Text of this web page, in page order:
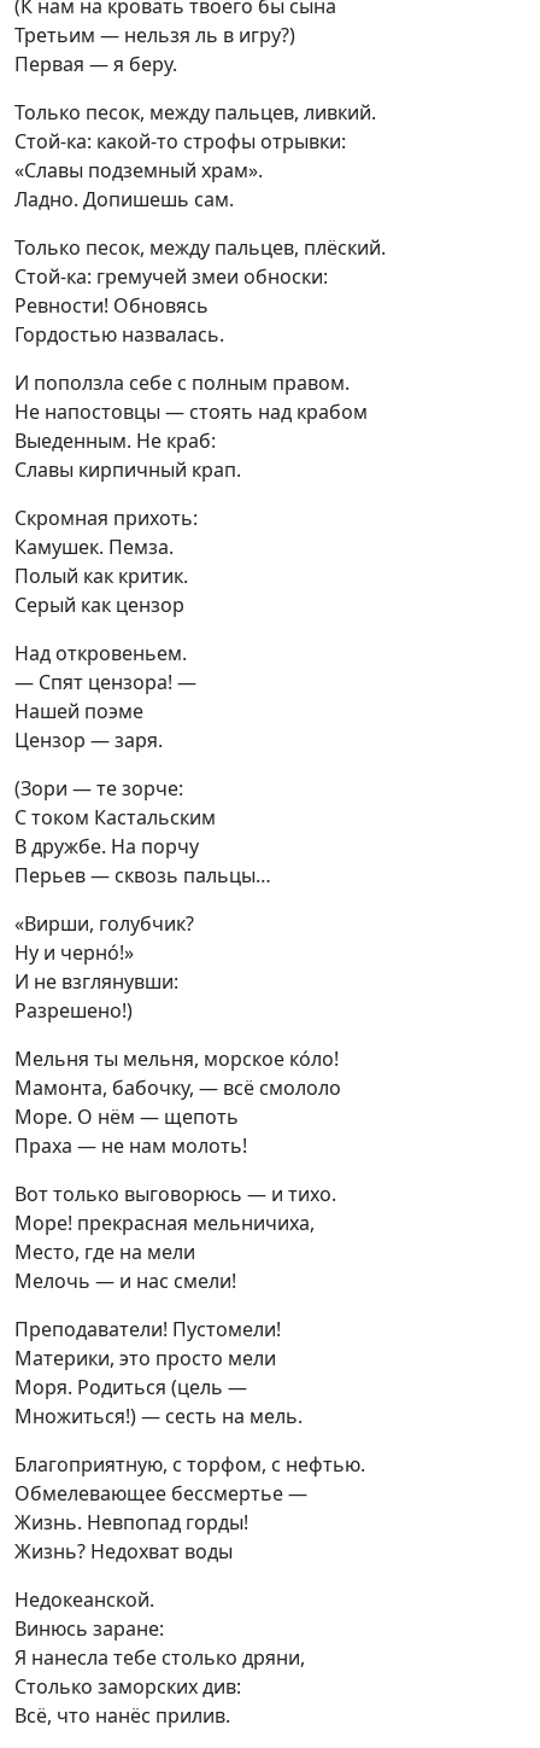
(К нам на кровать твоего бы сына
Третьим — нельзя ль в игру?)
Первая — я беру.
Только песок, между пальцев, ливкий.
Стой-ка: какой-то строфы отрывки:
«Славы подземный храм».
Ладно. Допишешь сам.
Только песок, между пальцев, плёский.
Стой-ка: гремучей змеи обноски:
Ревности! Обновясь
Гордостью назвалась.
И поползла себе с полным правом.
Не напостовцы — стоять над крабом
Выеденным. Не краб:
Славы кирпичный крап.
Скромная прихоть:
Камушек. Пемза.
Полый как критик.
Серый как цензор
Над откровеньем.
— Спят цензора! —
Нашей поэме
Цензор — заря.
(Зори — те зорче:
С током Кастальским
В дружбе. На порчу
Перьев — сквозь пальцы…
«Вирши, голубчик?
Ну и черно́!»
И не взглянувши:
Разрешено!)
Мельня ты мельня, морское ко́ло!
Мамонта, бабочку, — всё смололо
Море. О нём — щепоть
Праха — не нам молоть!
Вот только выговорюсь — и тихо.
Море! прекрасная мельничиха,
Место, где на мели
Мелочь — и нас смели!
Преподаватели! Пустомели!
Материки, это просто мели
Моря. Родиться (цель —
Множиться!) — сесть на мель.
Благоприятную, с торфом, с нефтью.
Обмелевающее бессмертье —
Жизнь. Невпопад горды!
Жизнь? Недохват воды
Недокеанской.
‎Винюсь заране:
Я нанесла тебе столько дряни,
Столько заморских див:
Всё, что нанёс прилив.